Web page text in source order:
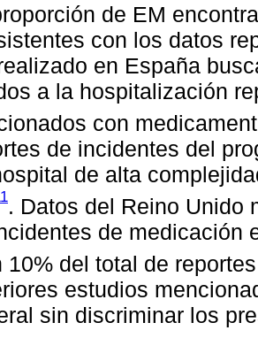
de EM
con los datos
en España
a la hospitalización
con
de incidentes del
de alta
. Datos del Reino Unido
de medicación
10% del total de
estudios
sin discriminar los